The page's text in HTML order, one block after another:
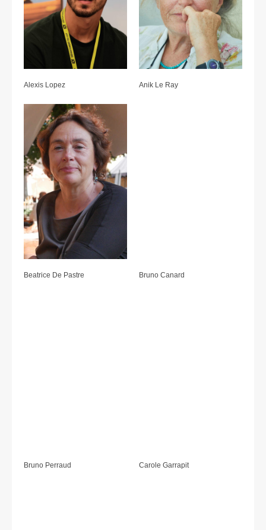
Alexis Lopez Anik Le Ray
Beatrice De Pastre Bruno Canard
Bruno Perraud Carole Garrapit